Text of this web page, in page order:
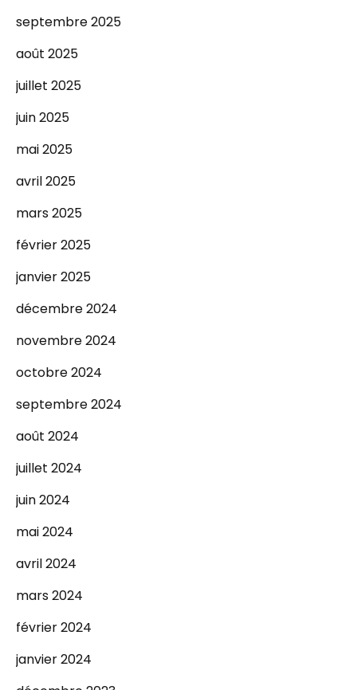
septembre 2025
août 2025
juillet 2025
juin 2025
mai 2025
avril 2025
mars 2025
février 2025
janvier 2025
décembre 2024
novembre 2024
octobre 2024
septembre 2024
août 2024
juillet 2024
juin 2024
mai 2024
avril 2024
mars 2024
février 2024
janvier 2024